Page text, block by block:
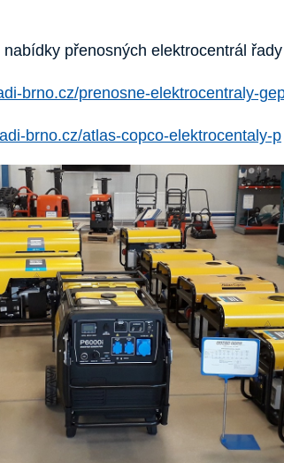
přenosných elektrocentrál
brno.cz/prenosne-elektrocentraly-
brno.cz/atlas-copco-elektrocentaly-p